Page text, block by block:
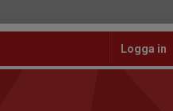
Logga in